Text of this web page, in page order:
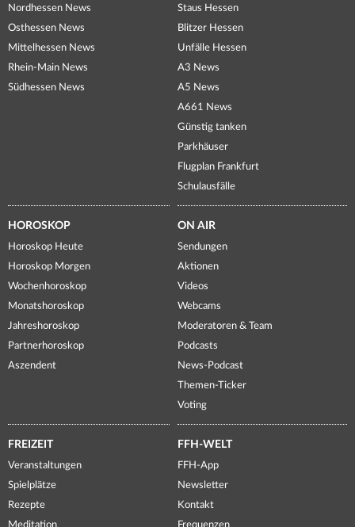
Nordhessen News
Osthessen News
Mittelhessen News
Rhein-Main News
Südhessen News
Staus Hessen
Blitzer Hessen
Unfälle Hessen
A3 News
A5 News
A661 News
Günstig tanken
Parkhäuser
Flugplan Frankfurt
Schulausfälle
HOROSKOP
Horoskop Heute
Horoskop Morgen
Wochenhoroskop
Monatshoroskop
Jahreshoroskop
Partnerhoroskop
Aszendent
ON AIR
Sendungen
Aktionen
Videos
Webcams
Moderatoren & Team
Podcasts
News-Podcast
Themen-Ticker
Voting
FREIZEIT
Veranstaltungen
Spielplätze
Rezepte
FFH-WELT
FFH-App
Newsletter
Kontakt